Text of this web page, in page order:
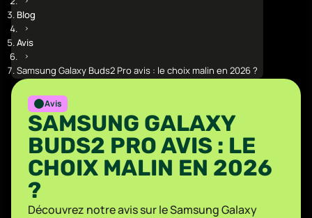
Blog
Avis
Samsung Galaxy Buds2 Pro avis : le choix malin en 2026 ?
Avis
SAMSUNG GALAXY
BUDS2 PRO AVIS : LE
CHOIX MALIN EN 2026
?
Découvrez notre avis sur le Samsung Galaxy